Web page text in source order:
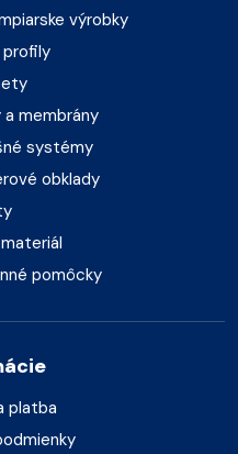
výrobky
profily
membrány
systémy
obklady
pomôcky
platba